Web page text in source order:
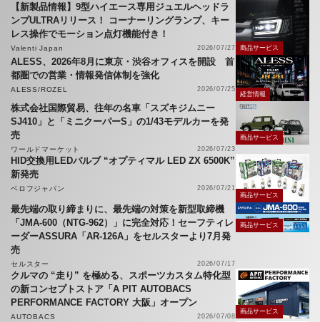
【新製品情報】9型ハイエース専用ジュエルヘッドラ
ンプULTRAリリース！ コーナーリングランプ、キー
レス操作でモーション点灯機能付き！
Valenti Japan 2026/07/27 商品サービス
ALESS、2026年8月に東京・渋谷オフィスを開設 首
都圏での営業・情報発信体制を強化
ALESS/ROZEL 2026/07/25
経営情報
株式会社国際貿易、往年の名車「スズキジムニー
SJ410」と「ミニクーパーS」の1/43モデルカーを発
売
ワールドマーケット 2026/07/23
商品サービス
HID交換用LEDバルブ “オプティマル LED ZX 6500K”
新発売
ベロフジャパン
2026/07/21
商品サービス
最先端の取り締まりに、最先端の対策を新型取締機
「JMA-600（NTG-962）」に完全対応！セーフティレ
ーダーASSURA「AR-126A」をセルスターより7月発
売
セルスター 2026/07/17
商品サービス
クルマの “走り” を極める、スポーツカスタム特化型
の新コンセプトストア「A PIT AUTOBACS
PERFORMANCE FACTORY 大阪」オープン
AUTOBACS 2026/07/08
商品サービス